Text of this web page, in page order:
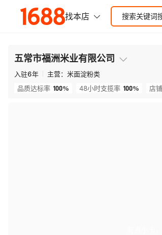
五常市福洲米业有限公司
入驻6年 主营： 米面淀粉类
品质达标率 100% 48小时支揽率 100% 店